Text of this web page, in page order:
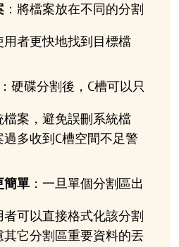
：將檔案放在不同的分割
用者更快地找到目標檔
：硬碟分割後，C槽可以只
檔案，避免誤刪系統檔
多收到C槽空間不足警
簡單 ：一旦單個分割區出
可以直接格式化該分割
其它分割區重要資料的丟